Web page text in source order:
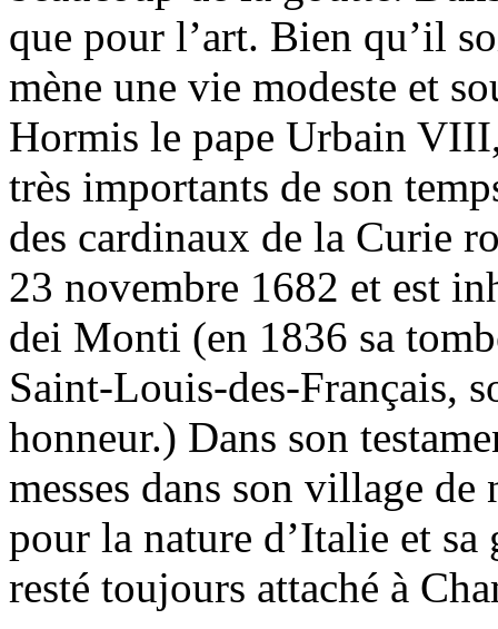
que pour l’art. Bien qu’il
mène une vie modeste et
Hormis le pape Urbain
très importants de son
des cardinaux de la Curie
23 novembre 1682 et est
dei Monti (en 1836 sa
Saint-Louis-des-Français,
honneur.) Dans son
messes dans son village
pour la nature d’Italie et
resté toujours attaché à